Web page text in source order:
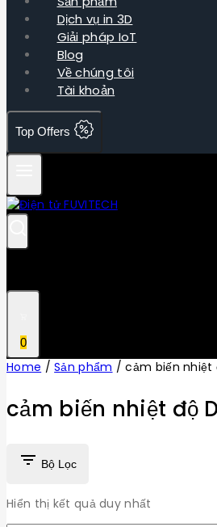
Dịch vụ in 3D
Giải pháp IoT
Blog
Về chúng tôi
Tài khoản
Top Offers
0
Home / Sản phẩm / cảm biến nhiệt
cảm biến nhiệt độ
Bộ Lọc
Hiển thị kết quả duy nhất